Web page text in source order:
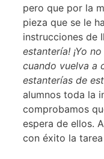
pero que por la
pieza que se le
instrucciones de
estantería! ¡Yo
cuando vuelva a
estanterías de
alumnos toda la
comprobamos
espera de ellos.
con éxito la